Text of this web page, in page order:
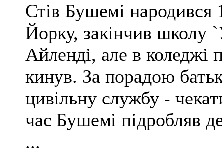
Стів Бушемі
Йорку, закінчив школу
Айленді, але в коледжі
кинув. За порадою
цивільну службу -
час Бушемі підробляв
...